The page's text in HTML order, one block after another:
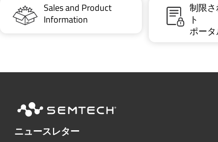
Sales and Product
Information
制限
ト
ポー
ニュースレター